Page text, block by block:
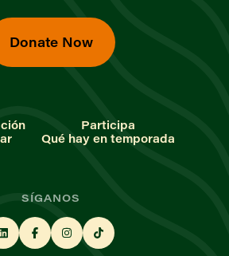
Donate Now
Participa
Qué hay en temporada
SÍGANOS